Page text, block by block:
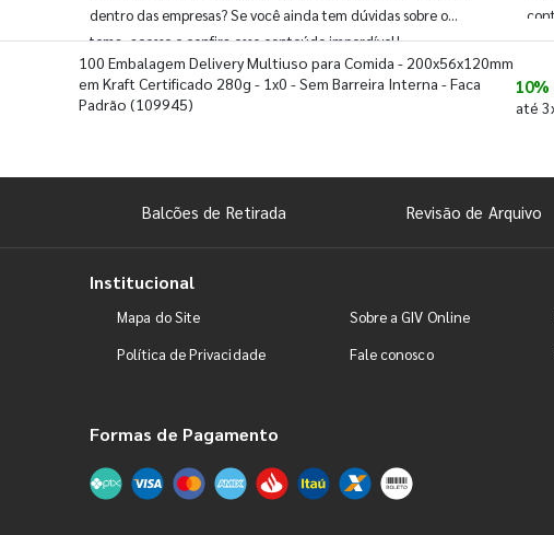
dentro das empresas? Se você ainda tem dúvidas sobre o
tema, acesse e confira esse conteúdo imperdível!
100 Embalagem Delivery Multiuso para Comida - 200x56x120mm
em Kraft Certificado 280g - 1x0 - Sem Barreira Interna - Faca
Padrão (109945)
10%
até
Balcões de Retirada Revisão de Arquivo
Institucional
Mapa do Site Sobre a GIV Online
Política de Privacidade
Fale conosco
Formas de Pagamento